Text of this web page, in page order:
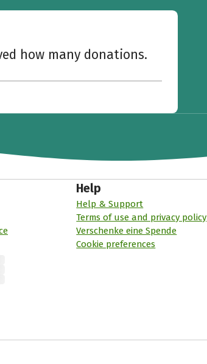
how many donations.
Help
Help & Support
Terms of use and privacy policy
Verschenke eine Spende
Cookie preferences